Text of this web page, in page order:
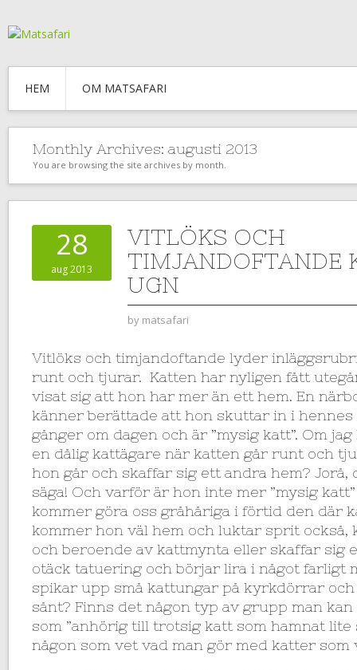
HEM OM MATSAFARI
Monthly Archives: augusti 2013
You are browsing the site archives by month.
28
aug 2013
VITLÖKS OCH
TIMJANDOFTANDE
UGN
by matsafari
Vitlöks och timjandoftande lyder
runt och tjurar. Katten har nyligen fått
visat sig att hon har mer än ett hem. En
känner berättade att hon skuttar in i hennes
gånger om dagen och är ”mysig katt”. Om
en dålig kattägare när katten går runt och
hon går och skaffar sig ett andra hem? Jorå,
säga! Och varför är hon inte mer ”mysig
kommer göra oss gråhåriga i förtid den där
kommer hon väl hem och luktar sprit också,
och beroende av kattmynta eller skaffar sig
otäck tatuering och börjar lira i något farligt
spikar upp små kattungar på kyrkdörrar
sånt? Finns det någon typ av grupp man kan
som ”anhörig till trotsig katt som hamnat lite
någon som vet vad man gör med katter